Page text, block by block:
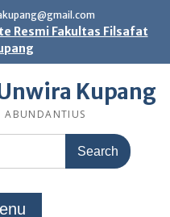
Resmi Fakultas Filsafat
Kupang
ABUNDANTIUS